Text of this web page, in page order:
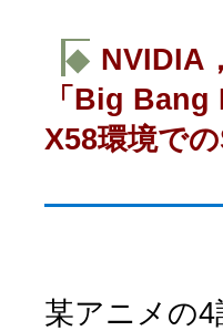
◆ NVIDIA
「Big
X58環境で
某アニメの4